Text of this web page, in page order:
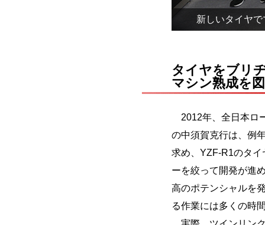
新しいタイヤ
タイヤをブリ
マシン熟成を
2012年、全日本ロ
の中須賀克行は、例
求め、YZF-R1のタ
ーを絞って開発が進
高のポテンシャルを
る作業には多くの時